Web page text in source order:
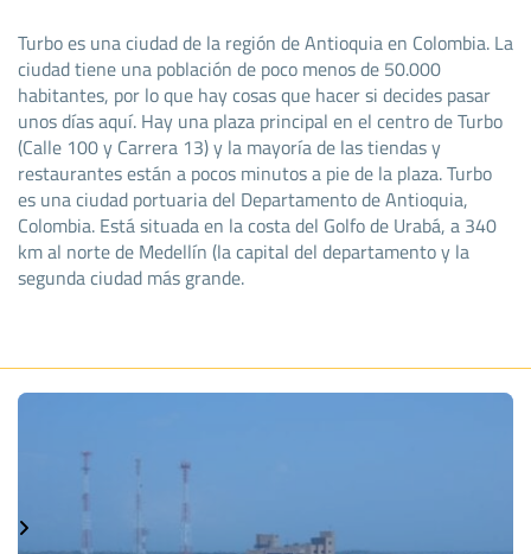
Turbo es una ciudad de la región de Antioquia en Colombia. La
ciudad tiene una población de poco menos de 50.000
habitantes, por lo que hay cosas que hacer si decides pasar
unos días aquí. Hay una plaza principal en el centro de Turbo
(Calle 100 y Carrera 13) y la mayoría de las tiendas y
restaurantes están a pocos minutos a pie de la plaza. Turbo
es una ciudad portuaria del Departamento de Antioquia,
Colombia. Está situada en la costa del Golfo de Urabá, a 340
km al norte de Medellín (la capital del departamento y la
segunda ciudad más grande.